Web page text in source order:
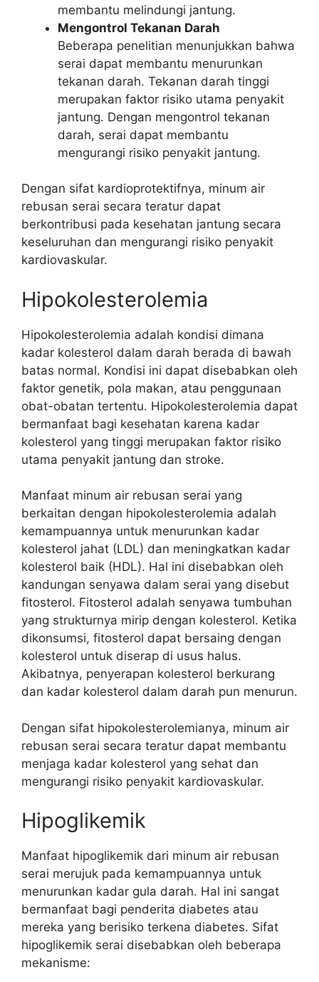
membantu melindungi jantung.
Mengontrol Tekanan Darah
Beberapa penelitian menunjukkan bahwa
serai dapat membantu menurunkan
tekanan darah. Tekanan darah tinggi
merupakan faktor risiko utama penyakit
jantung. Dengan mengontrol tekanan
darah, serai dapat membantu
mengurangi risiko penyakit jantung.
Dengan sifat kardioprotektifnya, minum air
rebusan serai secara teratur dapat
berkontribusi pada kesehatan jantung secara
keseluruhan dan mengurangi risiko penyakit
kardiovaskular.
Hipokolesterolemia
Hipokolesterolemia adalah kondisi dimana
kadar kolesterol dalam darah berada di bawah
batas normal. Kondisi ini dapat disebabkan oleh
faktor genetik, pola makan, atau penggunaan
obat-obatan tertentu. Hipokolesterolemia dapat
bermanfaat bagi kesehatan karena kadar
kolesterol yang tinggi merupakan faktor risiko
utama penyakit jantung dan stroke.
Manfaat minum air rebusan serai yang
berkaitan dengan hipokolesterolemia adalah
kemampuannya untuk menurunkan kadar
kolesterol jahat (LDL) dan meningkatkan kadar
kolesterol baik (HDL). Hal ini disebabkan oleh
kandungan senyawa dalam serai yang disebut
fitosterol. Fitosterol adalah senyawa tumbuhan
yang strukturnya mirip dengan kolesterol. Ketika
dikonsumsi, fitosterol dapat bersaing dengan
kolesterol untuk diserap di usus halus.
Akibatnya, penyerapan kolesterol berkurang
dan kadar kolesterol dalam darah pun menurun.
Dengan sifat hipokolesterolemianya, minum air
rebusan serai secara teratur dapat membantu
menjaga kadar kolesterol yang sehat dan
mengurangi risiko penyakit kardiovaskular.
Hipoglikemik
Manfaat hipoglikemik dari minum air rebusan
serai merujuk pada kemampuannya untuk
menurunkan kadar gula darah. Hal ini sangat
bermanfaat bagi penderita diabetes atau
mereka yang berisiko terkena diabetes. Sifat
hipoglikemik serai disebabkan oleh beberapa
mekanisme: